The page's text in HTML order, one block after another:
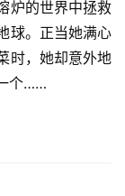
炉的世界中拯救
球。正当她满心
时，她却意外地
个……